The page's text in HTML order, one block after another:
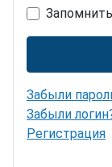
Забыли
Забыли
Регистрация